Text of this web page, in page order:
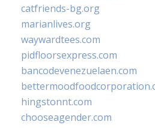
catfriends-bg.org
marianlives.org
waywardtees.com
pidfloorsexpress.com
bancodevenezuelaen.com
hingstonnt.com
chooseagender.com